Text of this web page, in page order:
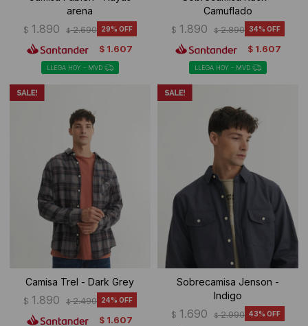
arena
$ 1.890 $ 2.690 29
$ 1.607
LLEGA HOY - MVD
Camuflado
$ 1.890 $ 2.890 34
$ 1.607
LLEGA HOY - MVD
Camisa Trel - Dark Grey
$ 1.890 $ 2.490 24
$ 1.607
Sobrecamisa Jenson -
Indigo
$ 1.690 $ 2.990 43